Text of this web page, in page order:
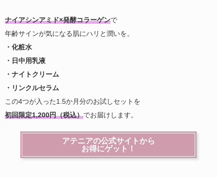
ナイアシンアミド×発酵コラーゲンで
年齢サインが気になる肌にハリと潤いを。
・化粧水
・日中用乳液
・ナイトクリーム
・リンクルセラム
この4つが入った1.5か月分のお試しセットを
初回限定1,200円（税込）でお届けします。
アテニアの公式サイトから
お得にゲット！